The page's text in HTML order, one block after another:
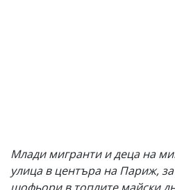
Млади мигранти и деца на
улица в центъра на Париж,